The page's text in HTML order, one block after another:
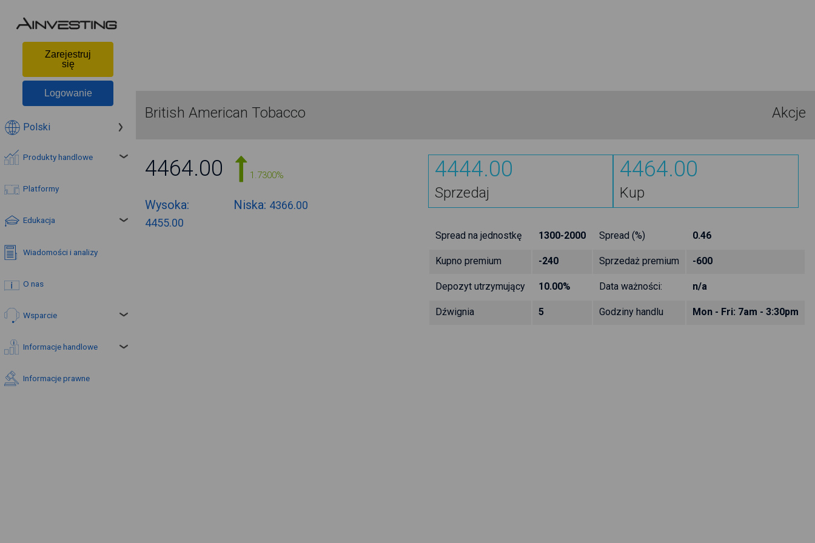
Zarejestruj
się
Logowanie
Polski
Produkty handlowe
Platformy
Edukacja
Wiadomości i analizy
O nas
Wsparcie
Informacje handlowe
Informacje prawne
British American Tobacco Akcje
4464.00 1.7300%
Wysoka:
4455.00
Niska: 4366.00
4444.00
Sprzedaj
4464.00
Kup
Spread na jednostkę 1300-2000 Spread (%) 0.46
Kupno premium -240 Sprzedaż premium -600
Depozyt utrzymujący 10.00% Data ważności: n/a
Dźwignia 5 Godziny handlu Mon - Fri: 7am - 3:30pm